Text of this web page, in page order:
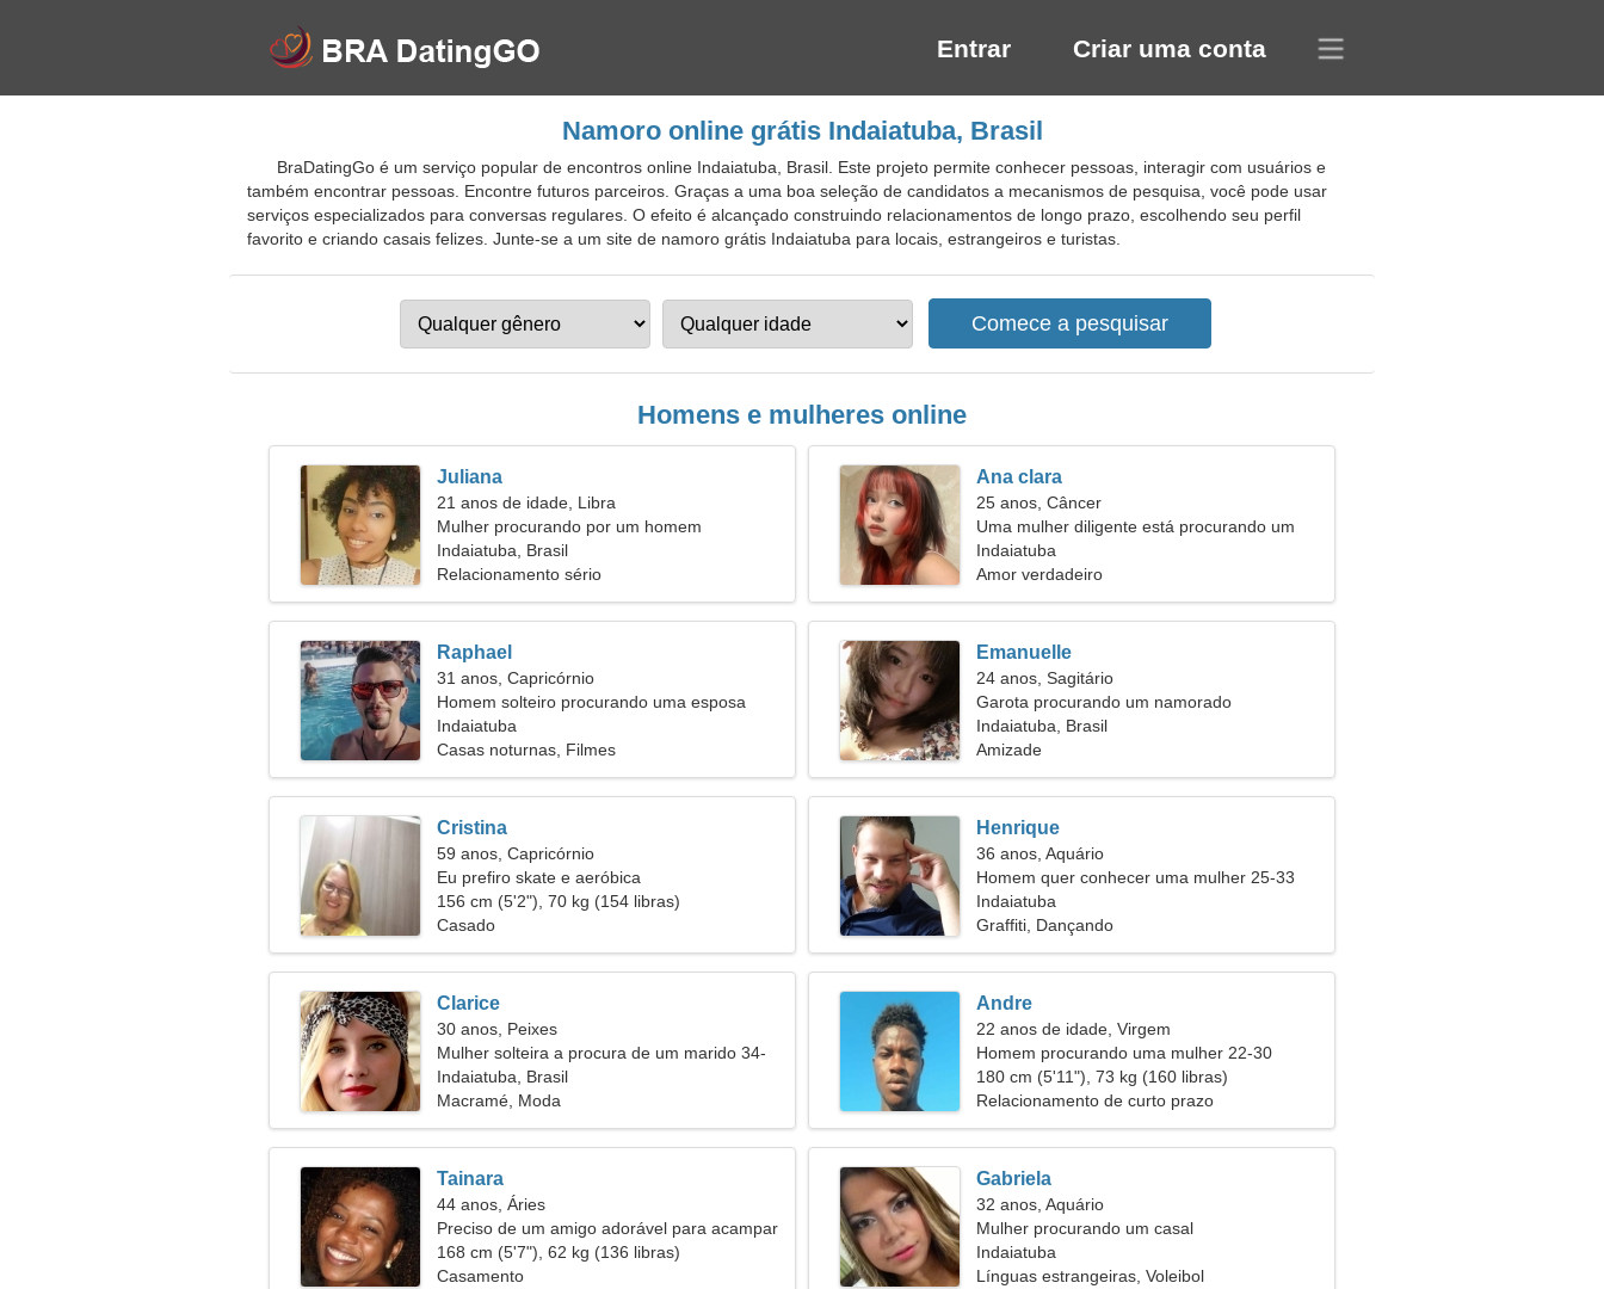
Entrar Criar uma conta
Namoro online grátis Indaiatuba, Brasil
BraDatingGo é um serviço popular de encontros online Indaiatuba, Brasil. Este projeto permite conhecer pessoas, interagir com usuários e
também encontrar pessoas. Encontre futuros parceiros. Graças a uma boa seleção de candidatos a mecanismos de pesquisa, você pode usar
serviços especializados para conversas regulares. O efeito é alcançado construindo relacionamentos de longo prazo, escolhendo seu perfil
favorito e criando casais felizes. Junte-se a um site de namoro grátis Indaiatuba para locais, estrangeiros e turistas.
Homens e mulheres online
Juliana
21 anos de idade, Libra
Mulher procurando por um homem
Indaiatuba, Brasil
Relacionamento sério
Ana clara
25 anos, Câncer
Uma mulher diligente está procurando um
relacionamento amoroso
Indaiatuba
Amor verdadeiro
Raphael
31 anos, Capricórnio
Homem solteiro procurando uma esposa
Indaiatuba
Casas noturnas, Filmes
Emanuelle
24 anos, Sagitário
Garota procurando um namorado
Indaiatuba, Brasil
Amizade
Cristina
59 anos, Capricórnio
Eu prefiro skate e aeróbica
156 cm (5'2"), 70 kg (154 libras)
Casado
Henrique
36 anos, Aquário
Homem quer conhecer uma mulher 25-33
Indaiatuba
Graffiti, Dançando
Clarice
30 anos, Peixes
Mulher solteira a procura de um marido 34-
38
Indaiatuba, Brasil
Macramé, Moda
Andre
22 anos de idade, Virgem
Homem procurando uma mulher 22-30
180 cm (5'11"), 73 kg (160 libras)
Relacionamento de curto prazo
Tainara
44 anos, Áries
Preciso de um amigo adorável para acampar
168 cm (5'7"), 62 kg (136 libras)
Casamento
Gabriela
32 anos, Aquário
Mulher procurando um casal
Indaiatuba
Línguas estrangeiras, Voleibol